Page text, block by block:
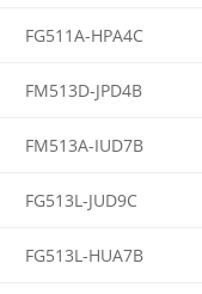
FG511A-HPA4C
FM513D-JPD4B
FM513A-IUD7B
FG513L-JUD9C
FG513L-HUA7B